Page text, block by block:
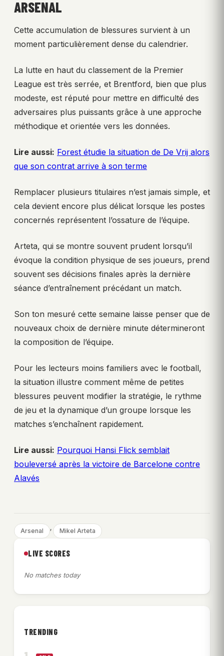
ARSENAL
Cette accumulation de blessures survient à un
moment particulièrement dense du calendrier.
La lutte en haut du classement de la Premier
League est très serrée, et Brentford, bien que plus
modeste, est réputé pour mettre en difficulté des
adversaires plus puissants grâce à une approche
méthodique et orientée vers les données.
Lire aussi: Forest étudie la situation de De Vrij alors
que son contrat arrive à son terme
Remplacer plusieurs titulaires n’est jamais simple, et
cela devient encore plus délicat lorsque les postes
concernés représentent l’ossature de l’équipe.
Arteta, qui se montre souvent prudent lorsqu’il
évoque la condition physique de ses joueurs, prend
souvent ses décisions finales après la dernière
séance d’entraînement précédant un match.
Son ton mesuré cette semaine laisse penser que de
nouveaux choix de dernière minute détermineront
la composition de l’équipe.
Pour les lecteurs moins familiers avec le football,
la situation illustre comment même de petites
blessures peuvent modifier la stratégie, le rythme
de jeu et la dynamique d’un groupe lorsque les
matches s’enchaînent rapidement.
Lire aussi: Pourquoi Hansi Flick semblait
bouleversé après la victoire de Barcelone contre
Alavés
Arsenal , Mikel Arteta
LIVE SCORES
No matches today
TRENDING